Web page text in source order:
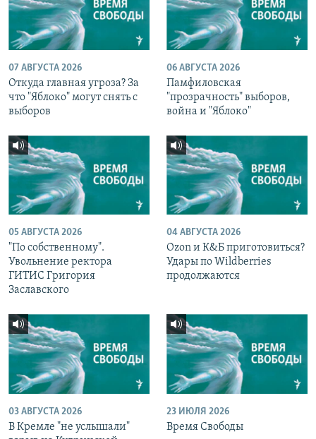
07 АВГУСТА 2026
Откуда главная угроза? За
что "Яблоко" могут снять с
выборов
06 АВГУСТА 2026
Памфиловская
"прозрачность" выборов,
война и "Яблоко"
05 АВГУСТА 2026
"По собственному".
Увольнение ректора
ГИТИС Григория
Заславского
04 АВГУСТА 2026
Ozon и К&Б приготовиться?
Удары по Wildberries
продолжаются
03 АВГУСТА 2026
В Кремле "не услышали"
23 ИЮЛЯ 2026
Время Свободы